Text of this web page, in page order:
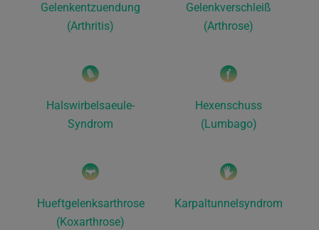
Gelenkentzuendung
(Arthritis)
Gelenkverschleiß
(Arthrose)
Halswirbelsaeule-
Syndrom
Hexenschuss
(Lumbago)
Hueftgelenksarthrose
(Koxarthrose)
Karpaltunnelsyndrom